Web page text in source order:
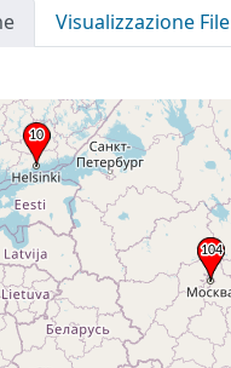
Visualizzazione File